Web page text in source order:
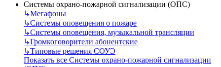
Системы охрано-пожарной сигнализации (ОПС)
↳Мегафоны
↳Системы оповещения о пожаре
↳Системы оповещения, музыкальной трансляции
↳Громкоговорители абонентские
↳Типовые решения СОУЭ
Показать все Системы охрано-пожарной сигнализации